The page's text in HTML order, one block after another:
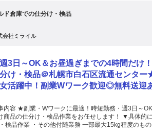
ド倉庫での仕分け・検品
会社ミライル
3日～OK＆お昼過ぎまでの4時間だけ
け・検品＠札幌市白石区流通センタ
活躍中！副業Wワーク歓迎◎無料送迎
！（JP）/№1633
容 ★副業・Wワークに最適！時短勤務・週3日～OK★ ◆仕事内容 スー
品の仕分け・検品作業をお任せします！ ▼具体的には… ・商品の仕分け作
作業 ・その他付随業務 一部最大15kg程度のものを扱う場合もあります